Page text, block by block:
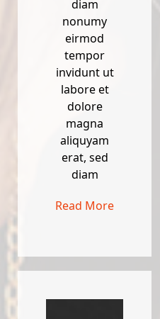
diam
nonumy
eirmod
tempor
invidunt ut
labore et
dolore
magna
aliquyam
erat, sed
diam
Read More